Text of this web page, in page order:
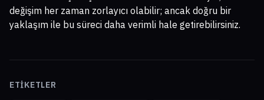
değişim her zaman zorlayıcı olabilir; ancak doğru bir
yaklaşım ile bu süreci daha verimli hale getirebilirsiniz.
ETIKETLER